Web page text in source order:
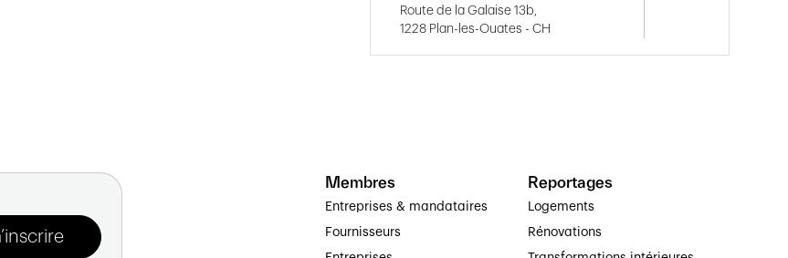
Route de la Galaise 13b,
1228 Plan-les-Ouates - CH
Membres
Entreprises & mandataires
Fournisseurs
Reportages
Logements
Rénovations